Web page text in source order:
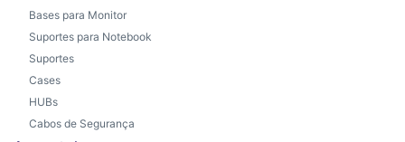
Bases para Monitor
Suportes para Notebook
Suportes
Cases
HUBs
Cabos de Segurança